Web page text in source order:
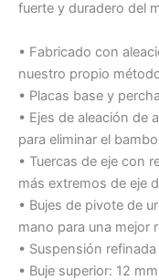
fuerte y duradero del
• Fabricado con
nuestro propio
• Placas base y
• Ejes de aleación de
para eliminar el
• Tuercas de eje con
más extremos de eje
• Bujes de pivote de
mano para una mejor
• Suspensión
• Buje superior: 12